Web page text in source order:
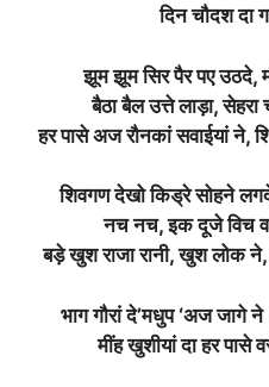
दिन चौदश
झूम झूम सिर पैर पए उठदे,
बैठा बैल उत्ते लाड़ा,
हर पासे अज रौनकां सवाईयां ने,
शिवगण देखो किड्रे सोहने
नच नच, इक दूजे विच
बड़े खुश राजा रानी, खुश लोक
भाग गौरां दे’मधुप ‘अज जागे
मींह खुशीयां दा हर पासे